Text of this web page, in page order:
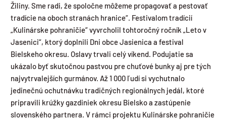
Žiliny. Sme radi, že spoločne môžeme propagovať a pestovať
tradície na oboch stranách hranice“. Festivalom tradícií
„Kulinárske pohraničie“ vyvrcholil tohtoročný ročník „Leto v
Jasenici“, ktorý doplnili Dni obce Jasienica a festival
Bielskeho okresu. Oslavy trvali celý víkend. Podujatie sa
ukázalo byť skutočnou pastvou pre chuťové bunky aj pre tých
najvytrvalejších gurmánov. Až 1 000 ľudí si vychutnalo
jedinečnú ochutnávku tradičných regionálnych jedál, ktoré
pripravili krúžky gazdiniek okresu Bielsko a zastúpenie
slovenského partnera. V rámci projektu Kulinárske pohraničie